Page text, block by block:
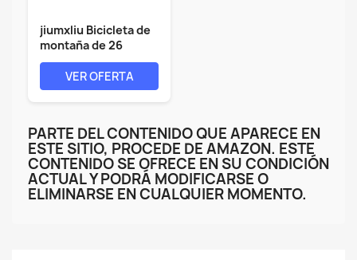
jiumxliu Bicicleta de
montaña de 26
pulgadas,...
VER OFERTA
PARTE DEL CONTENIDO QUE APARECE EN
ESTE SITIO, PROCEDE DE AMAZON. ESTE
CONTENIDO SE OFRECE EN SU CONDICIÓN
ACTUAL Y PODRÁ MODIFICARSE O
ELIMINARSE EN CUALQUIER MOMENTO.